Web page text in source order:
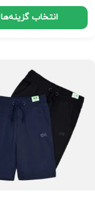
انتخاب گزینه‌ها